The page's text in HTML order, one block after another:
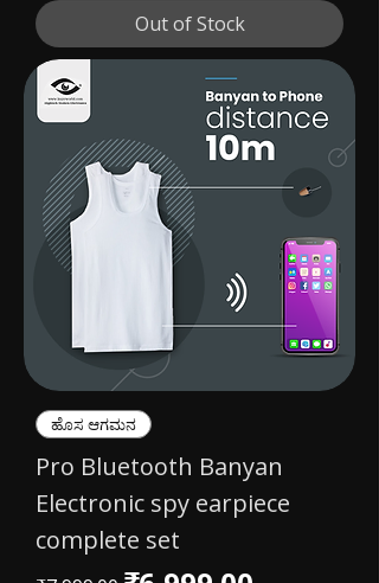
Out of Stock
ಹೊಸ ಆಗಮನ
Pro Bluetooth Banyan
Electronic spy earpiece
complete set